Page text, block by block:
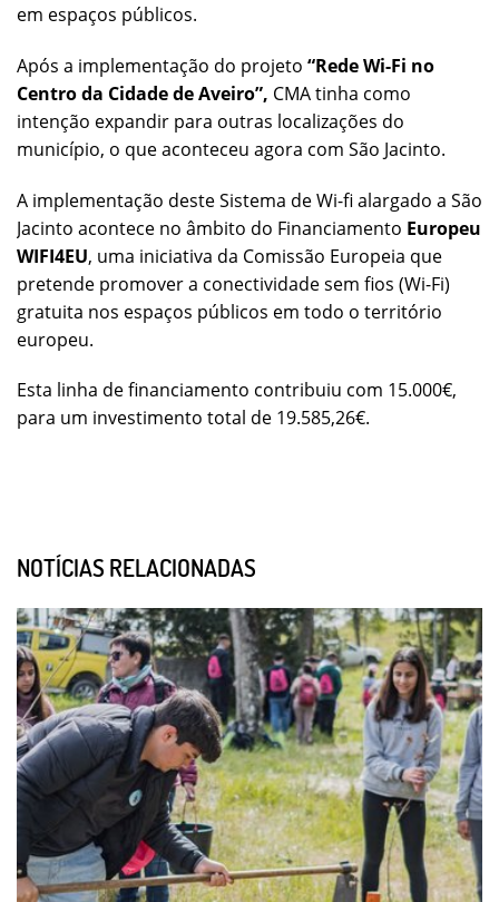
em espaços públicos.
Após a implementação do projeto “Rede Wi-Fi no
Centro da Cidade de Aveiro”, CMA tinha como
intenção expandir para outras localizações do
município, o que aconteceu agora com São Jacinto.
A implementação deste Sistema de Wi-fi alargado a São
Jacinto acontece no âmbito do Financiamento Europeu
WIFI4EU, uma iniciativa da Comissão Europeia que
pretende promover a conectividade sem fios (Wi-Fi)
gratuita nos espaços públicos em todo o território
europeu.
Esta linha de financiamento contribuiu com 15.000€,
para um investimento total de 19.585,26€.
NOTÍCIAS RELACIONADAS